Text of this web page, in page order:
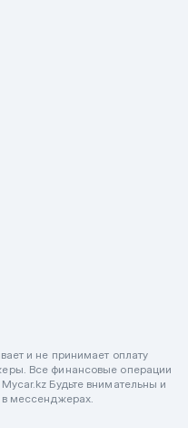
и не принимает оплату
Все финансовые операции
Будьте внимательны и
в мессенджерах.